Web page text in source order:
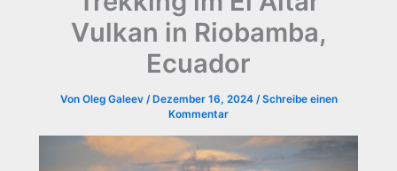
Vulkan in Riobamba,
Ecuador
Von Oleg Galeev / Dezember 16, 2024 /Schreibe einen
Kommentar